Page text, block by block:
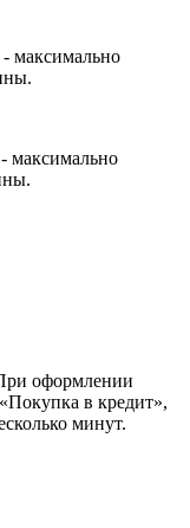
максимально
максимально
оформлении
в кредит»,
минут.